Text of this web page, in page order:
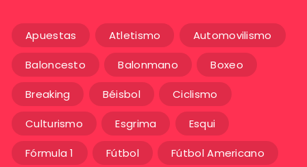
Apuestas Atletismo Automovilismo
Baloncesto Balonmano Boxeo
Breaking Béisbol Ciclismo
Culturismo Esgrima Esqui
Fórmula 1 Fútbol Fútbol Americano